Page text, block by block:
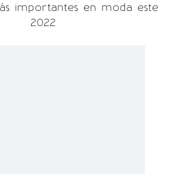
importantes en moda este
2022